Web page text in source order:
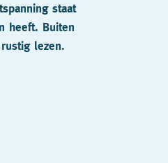
staat
heeft. Buiten
lezen.